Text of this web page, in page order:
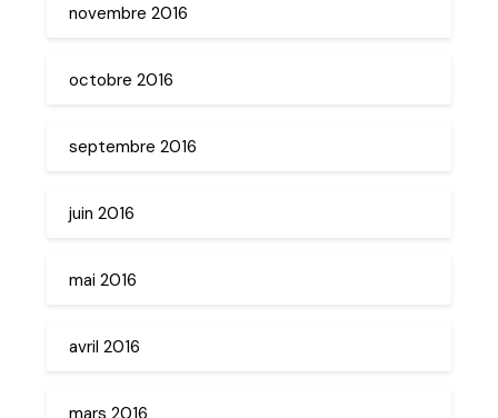
novembre 2016
octobre 2016
septembre 2016
juin 2016
mai 2016
avril 2016
mars 2016